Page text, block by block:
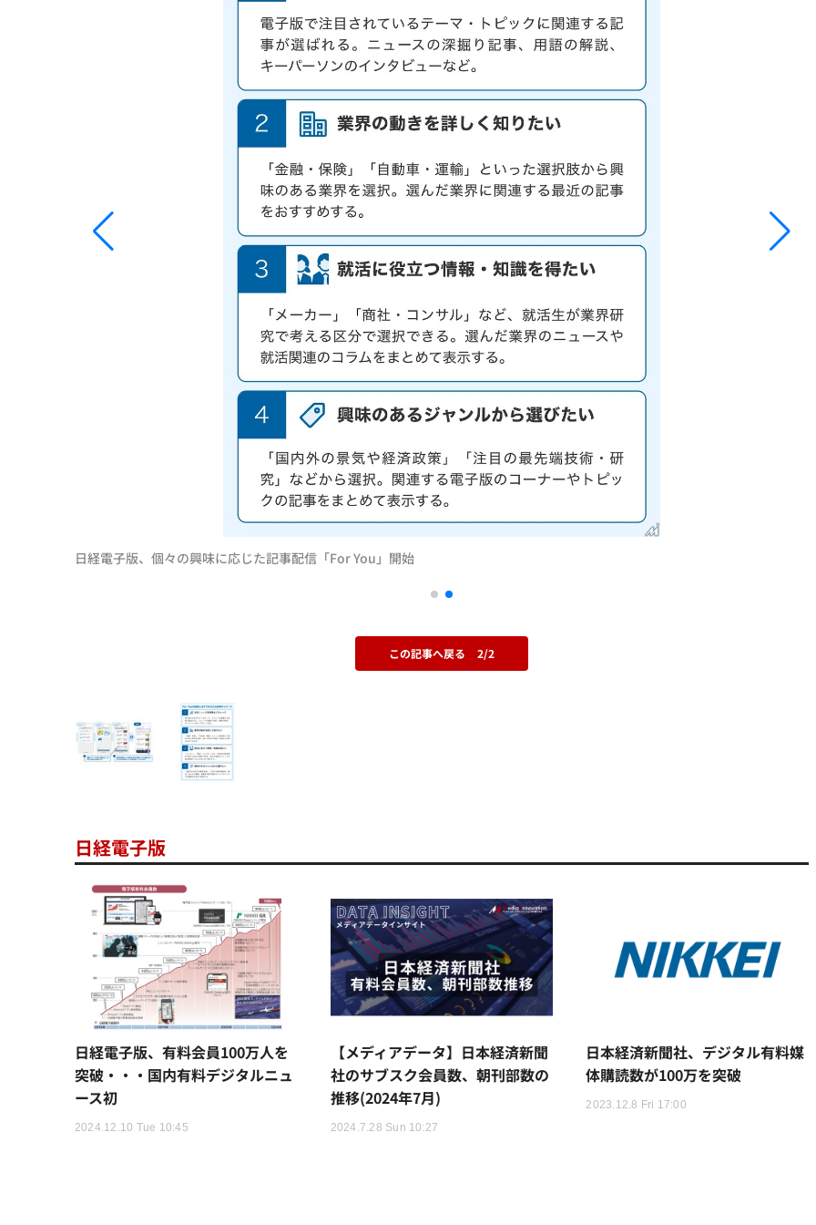
日経電子版、個々の興味に応じた記事配信「For You」開始
この記事へ戻る 2/2
日経電子版
日経電子版、有料会員100万人を
突破・・・国内有料デジタルニュ
ース初
2024.12.10 Tue 10:45
【メディアデータ】日本経済新聞
社のサブスク会員数、朝刊部数の
推移(2024年7月)
2024.7.28 Sun 10:27
日本経済新聞社、デジタル有料媒
体購読数が100万を突破
2023.12.8 Fri 17:00